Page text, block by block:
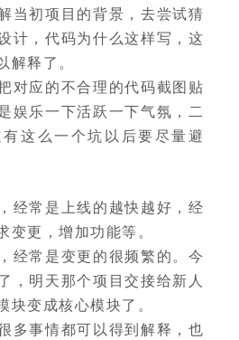
当初项目的背景，去尝试猜
计，代码为什么这样写，这
释了。
对应的不合理的代码截图贴
娱乐一下活跃一下气氛，二
这么一个坑以后要尽量避
经常是上线的越快越好，经
更，增加功能等。
经常是变更的很频繁的。今
，明天那个项目交接给新人
块变成核心模块了。
多事情都可以得到解释，也